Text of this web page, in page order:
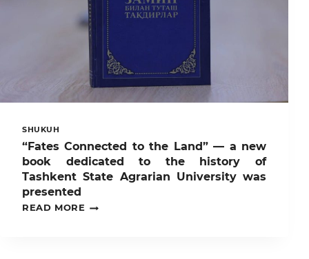
SHUKUH
“Fates Connected to the Land” — a new
book dedicated to the history of
Tashkent State Agrarian University was
presented
READ MORE
“FATES